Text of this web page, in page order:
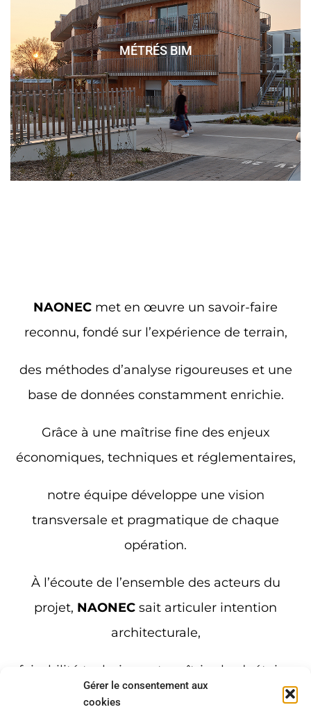
Gérer le consentement aux
cookies
MÉTRÉS BIM
NAONEC met en œuvre un savoir-faire
reconnu, fondé sur l’expérience de terrain,
des méthodes d’analyse rigoureuses et une
base de données constamment enrichie.
Grâce à une maîtrise fine des enjeux
économiques, techniques et réglementaires,
notre équipe développe une vision
transversale et pragmatique de chaque
opération.
À l’écoute de l’ensemble des acteurs du
projet, NAONEC sait articuler intention
architecturale,
faisabilité technique et maîtrise budgétaire,
tout en anticipant les risques dès les